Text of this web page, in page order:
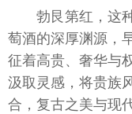
勃艮第红，这
萄酒的深厚渊源，
征着高贵、奢华与
汲取灵感，将贵族
合，复古之美与现